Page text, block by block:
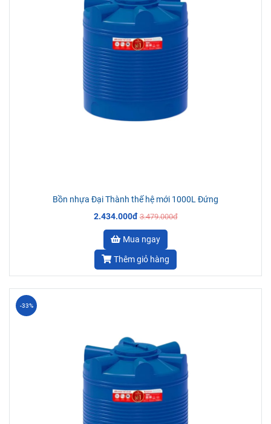
Bồn nhựa Đại Thành thế hệ mới 1000L Đứng
2.434.000đ 3.479.000đ
Mua ngay
Thêm giỏ hàng
-33%